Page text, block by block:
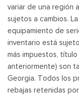
variar de una región
sujetos a cambios.
equipamiento de
inventario está
más impuestos,
anteriormente) son
Georgia. Todos los
rebajas retenidas